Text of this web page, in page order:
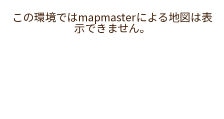
この環境ではmapmasterによる地図は表
示できません。